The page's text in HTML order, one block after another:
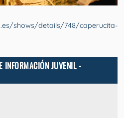
shows/details/748/caperucita-
INFORMACIÓN JUVENIL -